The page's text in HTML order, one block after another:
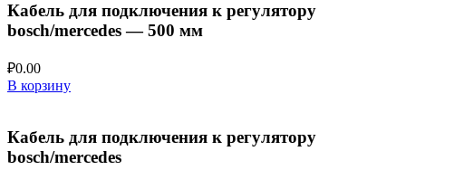
Кабель для подключения к регулятору
bosch/mercedes — 500 мм
₽0.00
В корзину
Кабель для подключения к регулятору
bosch/mercedes